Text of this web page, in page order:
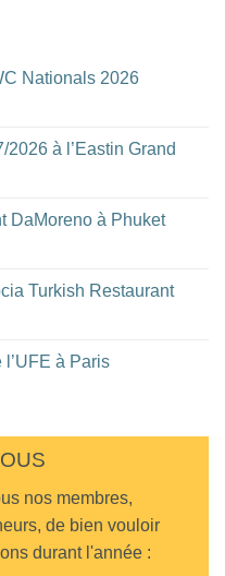
Nationals 2026
à l’Eastin Grand
DaMoreno à Phuket
Turkish Restaurant
à Paris
nos membres,
de bien vouloir
durant l'année :